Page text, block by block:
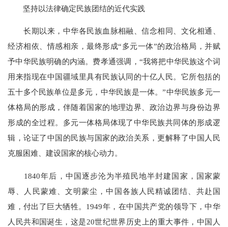
坚持以法律确定民族团结的近代实践
长期以来，中华各民族血脉相融、信念相同、文化相通、
经济相依、情感相亲，最终形成“多元一体”的政治格局，并赋
予中华民族明确的内涵。费孝通强调，“我将把中华民族这个词
用来指现在中国疆域里具有民族认同的十亿人民。它所包括的
五十多个民族单位是多元，中华民族是一体。”中华民族多元一
体格局的形成，伴随着国家的地理边界、政治边界与身份边界
形成的全过程。多元一体格局体现了中华民族共同体的形成逻
辑，论证了中国的民族与国家的政治关系，更解释了中国人民
克服困难、建设国家的核心动力。
1840年后，中国逐步沦为半殖民地半封建国家，国家蒙
辱、人民蒙难、文明蒙尘，中国各族人民精诚团结、共赴国
难，付出了巨大牺牲。1949年，在中国共产党的领导下，中华
人民共和国诞生，这是20世纪世界历史上的重大事件，中国人